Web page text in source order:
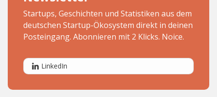
Startups, Geschichten und Statistiken aus dem
deutschen Startup-Ökosystem direkt in deinen
Posteingang. Abonnieren mit 2 Klicks. Noice.
LinkedIn